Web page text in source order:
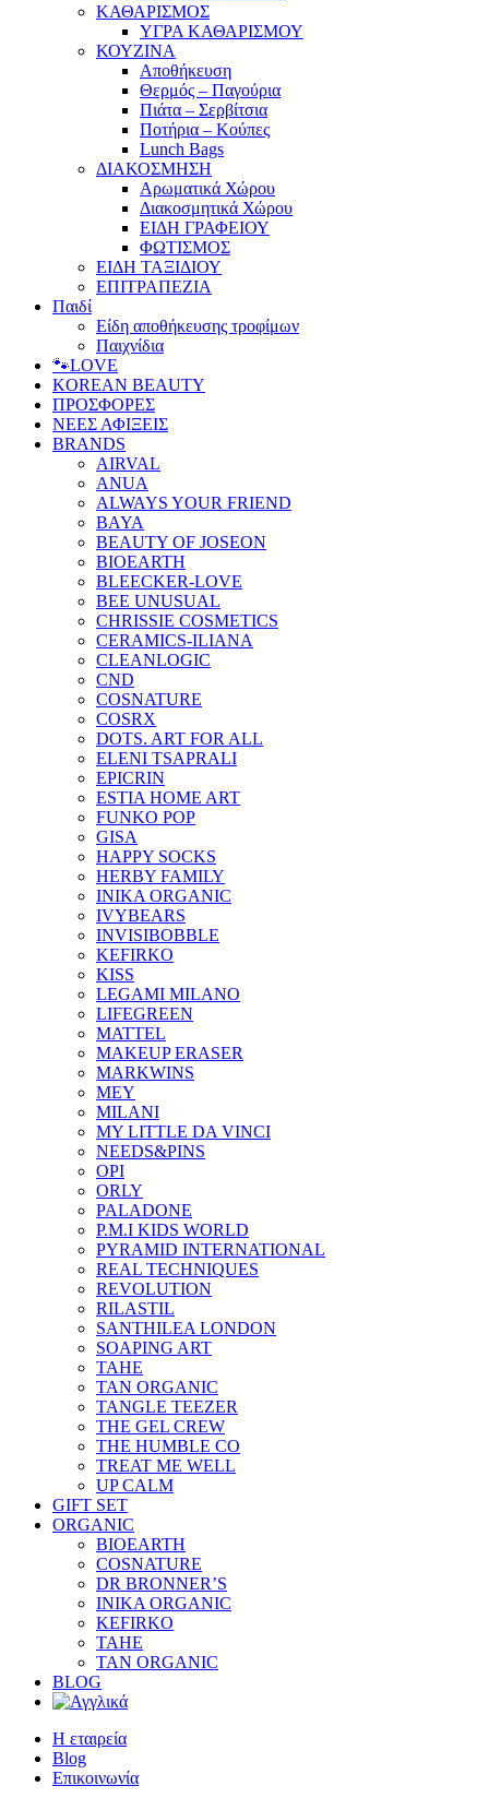
ΚΑΘΑΡΙΣΜΟΣ
ΥΓΡΑ ΚΑΘΑΡΙΣΜΟΥ
ΚΟΥΖΙΝΑ
Αποθήκευση
Θερμός – Παγούρια
Πιάτα – Σερβίτσια
Ποτήρια – Κούπες
Lunch Bags
ΔΙΑΚΟΣΜΗΣΗ
Αρωματικά Χώρου
Διακοσμητικά Χώρου
ΕΙΔΗ ΓΡΑΦΕΙΟΥ
ΦΩΤΙΣΜΟΣ
ΕΙΔΗ ΤΑΞΙΔΙΟΥ
ΕΠΙΤΡΑΠΕΖΙΑ
Παιδί
Είδη αποθήκευσης τροφίμων
Παιχνίδια
🐾LOVE
KOREAN BEAUTY
ΠΡΟΣΦΟΡΕΣ
ΝΕΕΣ ΑΦΙΞΕΙΣ
BRANDS
AIRVAL
ANUA
ALWAYS YOUR FRIEND
BAYA
BEAUTY OF JOSEON
BIOEARTH
BLEECKER-LOVE
BEE UNUSUAL
CHRISSIE COSMETICS
CERAMICS-ILIANA
CLEANLOGIC
CND
COSNATURE
COSRX
DOTS. ART FOR ALL
ELENI TSAPRALI
EPICRIN
ESTIA HOME ART
FUNKO POP
GISA
HAPPY SOCKS
HERBY FAMILY
INIKA ORGANIC
IVYBEARS
INVISIBOBBLE
KEFIRKO
KISS
LEGAMI MILANO
LIFEGREEN
MATTEL
MAKEUP ERASER
MARKWINS
MEY
MILANI
MY LITTLE DA VINCI
NEEDS&PINS
OPI
ORLY
PALADONE
P.M.I KIDS WORLD
PYRAMID INTERNATIONAL
REAL TECHNIQUES
REVOLUTION
RILASTIL
SANTHILEA LONDON
SOAPING ART
TAHE
TAN ORGANIC
TANGLE TEEZER
THE GEL CREW
THE HUMBLE CO
TREAT ME WELL
UP CALM
GIFT SET
ORGANIC
BIOEARTH
COSNATURE
DR BRONNER’S
INIKA ORGANIC
KEFIRKO
TAHE
TAN ORGANIC
BLOG
Η εταιρεία
Blog
Επικοινωνία